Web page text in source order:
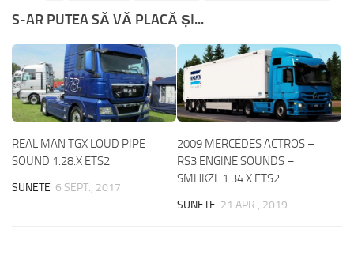
S-AR PUTEA SĂ VĂ PLACĂ ȘI...
REAL MAN TGX LOUD PIPE
SOUND 1.28.X ETS2
SUNETE 6 SEPT., 2017
2009 MERCEDES ACTROS –
RS3 ENGINE SOUNDS –
SMHKZL 1.34.X ETS2
SUNETE 21 APR., 2019